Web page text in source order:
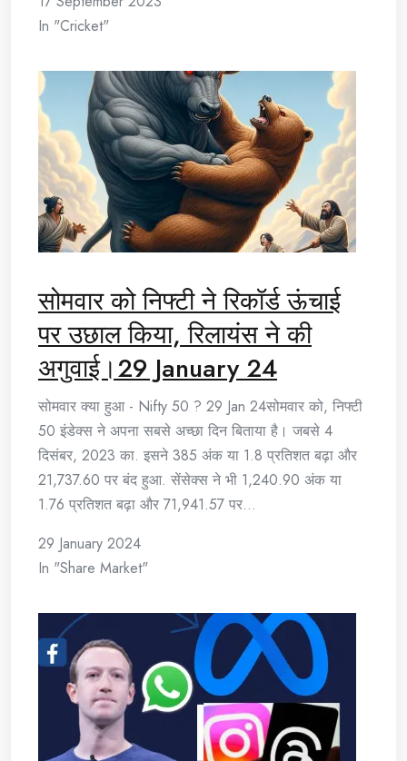
In "Cricket"
सोमवार को निफ्टी ने रिकॉर्ड ऊंचाई
पर उछाल किया, रिलायंस ने की
अगुवाई।29 January 24
सोमवार क्या हुआ - Nifty 50 ? 29 Jan 24सोमवार को, निफ्टी
50 इंडेक्स ने अपना सबसे अच्छा दिन बिताया है। जबसे 4
दिसंबर, 2023 का. इसने 385 अंक या 1.8 प्रतिशत बढ़ा और
21,737.60 पर बंद हुआ. सेंसेक्स ने भी 1,240.90 अंक या
1.76 प्रतिशत बढ़ा और 71,941.57 पर…
29 January 2024
In "Share Market"